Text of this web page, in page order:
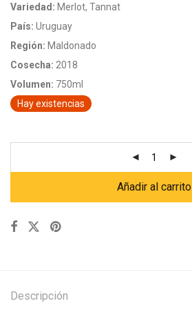
Variedad: Merlot, Tannat
País: Uruguay
Región: Maldonado
Cosecha: 2018
Volumen: 750ml
Hay existencias
Añadir al carrito
Descripción